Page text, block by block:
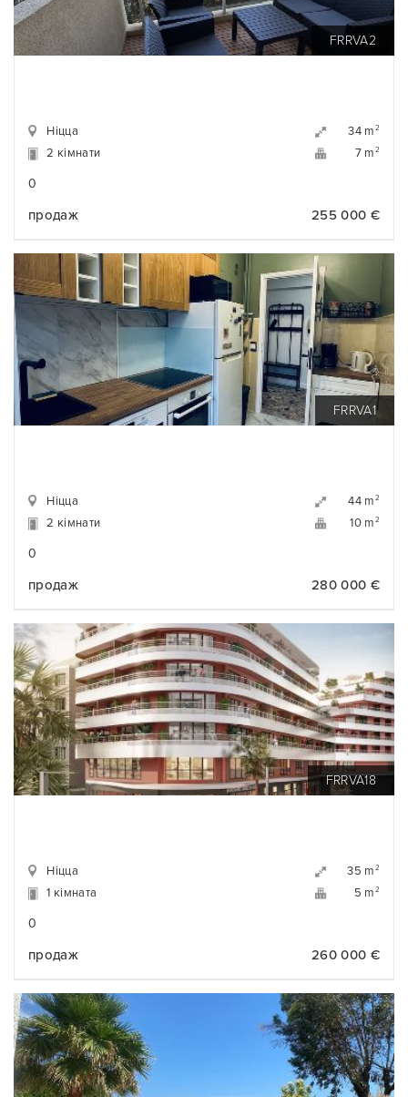
FRRVA2
Ніцца 34 m 2
2 кімнати 7 m 2
0
продаж 255 000 €
FRRVA1
Ніцца 44 m 2
2 кімнати 10 m 2
0
продаж 280 000 €
FRRVA18
Ніцца 35 m 2
1 кімната 5 m 2
0
продаж 260 000 €